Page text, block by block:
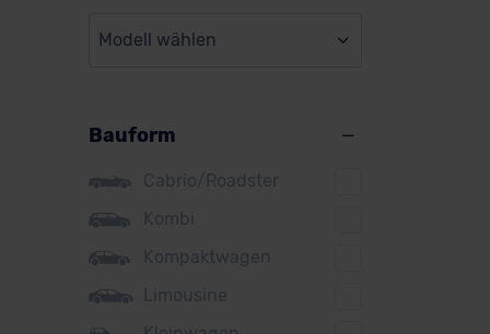
BMW
Citroen
Cupra
DS
Dacia
Fiat
Modell wählen
Bauform
Cabrio/Roadster
Kombi
Kompaktwagen
Limousine